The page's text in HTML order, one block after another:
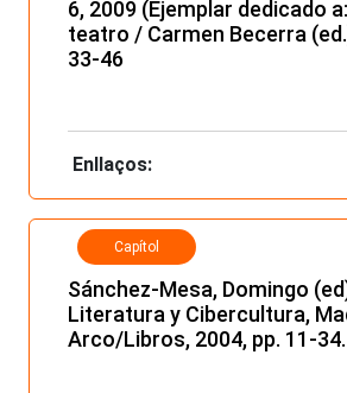
6, 2009 (Ejemplar dedicado
teatro / Carmen Becerra
33-46
Enllaços:
Capítol
Sánchez-Mesa, Domingo
Literatura y Cibercultura,
Arco/Libros, 2004, pp. 11-34.